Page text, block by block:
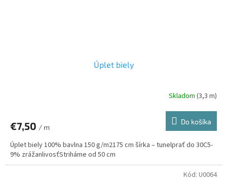
Úplet biely
Skladom (3,3 m)
€7,50 / m
Do košíka
Úplet biely 100% bavlna 150 g/m2175 cm šírka – tunelprať do 30C5-
9% zrážanlivosťStriháme od 50 cm
Kód: U0064